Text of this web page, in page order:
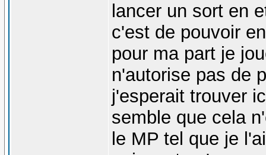
lancer un sort en
c'est de pouvoir
pour ma part je
n'autorise pas de
j'esperait trouver
semble que cela
le MP tel que je